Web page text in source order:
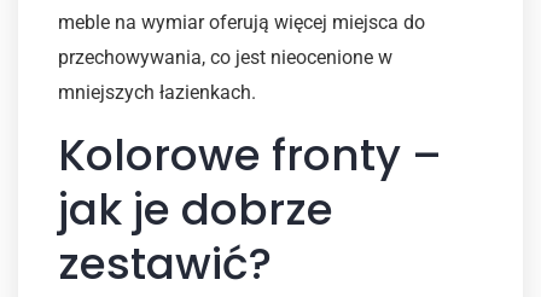
meble na wymiar oferują więcej miejsca do
przechowywania, co jest nieocenione w
mniejszych łazienkach.
Kolorowe fronty –
jak je dobrze
zestawić?